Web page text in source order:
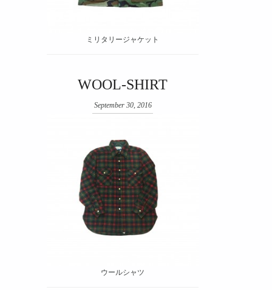
ミリタリージャケット
WOOL-SHIRT
September 30, 2016
ウールシャツ